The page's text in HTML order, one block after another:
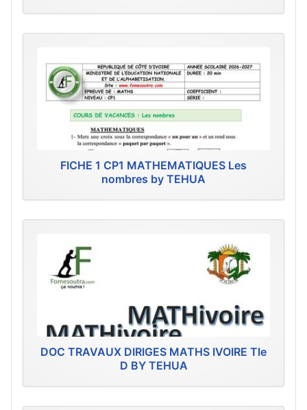
FICHE 1 CP1 MATHEMATIQUES Les
nombres by TEHUA
DOC TRAVAUX DIRIGES MATHS IVOIRE Tle
D BY TEHUA